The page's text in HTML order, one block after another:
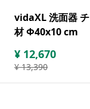
vidaXL 洗面器
材 Φ40x10 cm
¥ 12,670
¥ 13,390